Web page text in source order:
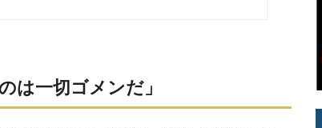
は一切ゴメンだ」